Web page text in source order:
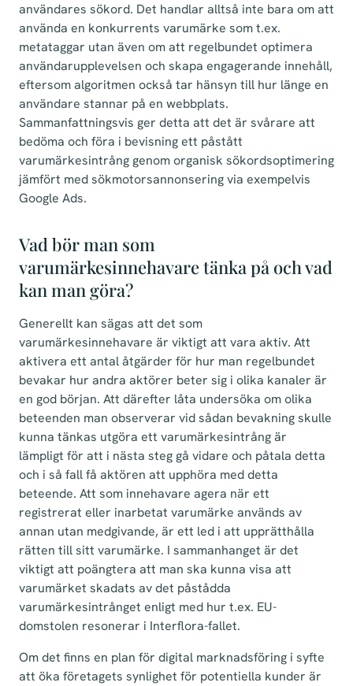
användares sökord. Det handlar alltså inte bara om att
använda en konkurrents varumärke som t.ex.
metataggar utan även om att regelbundet optimera
användarupplevelsen och skapa engagerande innehåll,
eftersom algoritmen också tar hänsyn till hur länge en
användare stannar på en webbplats.
Sammanfattningsvis ger detta att det är svårare att
bedöma och föra i bevisning ett påstått
varumärkesintrång genom organisk sökordsoptimering
jämfört med sökmotorsannonsering via exempelvis
Google Ads.
Vad bör man som
varumärkesinnehavare tänka på och vad
kan man göra?
Generellt kan sägas att det som
varumärkesinnehavare är viktigt att vara aktiv. Att
aktivera ett antal åtgärder för hur man regelbundet
bevakar hur andra aktörer beter sig i olika kanaler är
en god början. Att därefter låta undersöka om olika
beteenden man observerar vid sådan bevakning skulle
kunna tänkas utgöra ett varumärkesintrång är
lämpligt för att i nästa steg gå vidare och påtala detta
och i så fall få aktören att upphöra med detta
beteende. Att som innehavare agera när ett
registrerat eller inarbetat varumärke används av
annan utan medgivande, är ett led i att upprätthålla
rätten till sitt varumärke. I sammanhanget är det
viktigt att poängtera att man ska kunna visa att
varumärket skadats av det påstådda
varumärkesintrånget enligt med hur t.ex. EU-
domstolen resonerar i Interflora-fallet.
Om det finns en plan för digital marknadsföring i syfte
att öka företagets synlighet för potentiella kunder är